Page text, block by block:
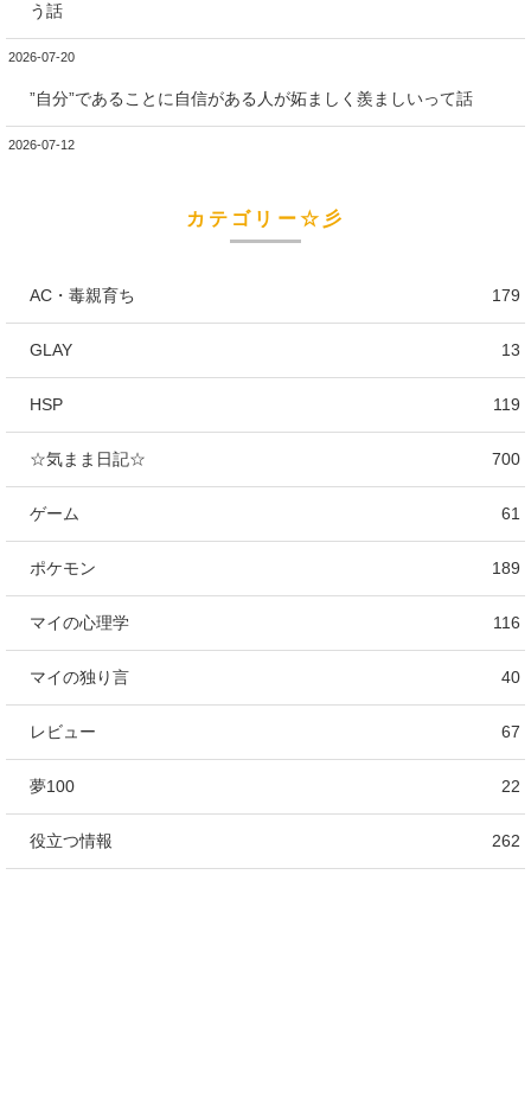
う話
2026-07-20
”自分”であることに自信がある人が妬ましく羨ましいって話
2026-07-12
カテゴリー☆彡
AC・毒親育ち 179
GLAY 13
HSP 119
☆気まま日記☆ 700
ゲーム 61
ポケモン 189
マイの心理学 116
マイの独り言 40
レビュー 67
夢100 22
役立つ情報 262